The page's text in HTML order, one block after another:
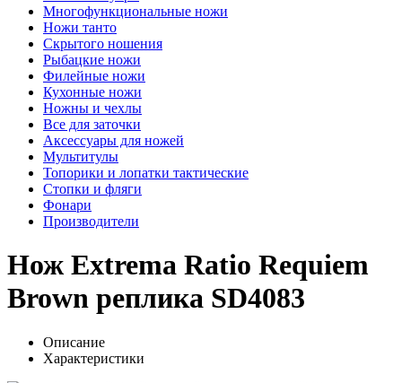
Многофункциональные ножи
Ножи танто
Скрытого ношения
Рыбацкие ножи
Филейные ножи
Кухонные ножи
Ножны и чехлы
Все для заточки
Аксессуары для ножей
Мультитулы
Топорики и лопатки тактические
Стопки и фляги
Фонари
Производители
Нож Extrema Ratio Requiem
Brown реплика SD4083
Описание
Характеристики